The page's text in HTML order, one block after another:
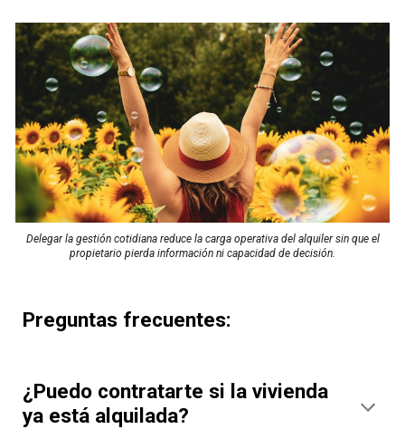
Delegar la gestión cotidiana reduce la carga operativa del alquiler sin que el
propietario pierda información ni capacidad de decisión.
Preguntas frecuentes:
¿Puedo contratarte si la vivienda
ya está alquilada?